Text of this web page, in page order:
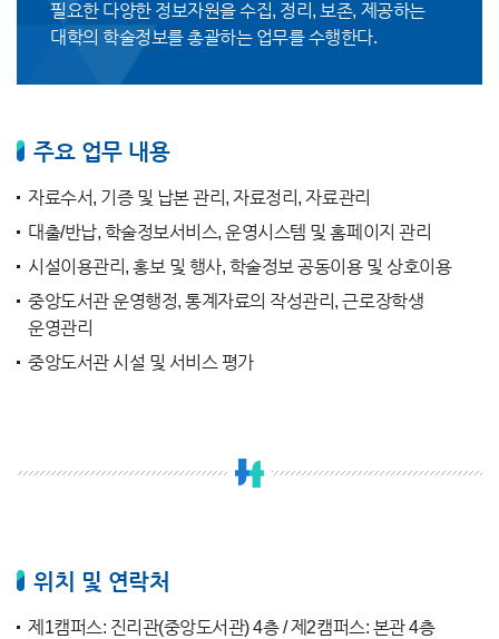
필요한 다양한 정보자원을 수집, 정리, 보존, 제공하는
대학의 학술정보를 총괄하는 업무를 수행한다.
주요 업무 내용
자료수서, 기증 및 납본 관리, 자료정리, 자료관리
대출/반납, 학술정보서비스, 운영시스템 및 홈페이지 관리
시설이용관리, 홍보 및 행사, 학술정보 공동이용 및 상호이용
중앙도서관 운영행정, 통계자료의 작성관리, 근로장학생
운영관리
중앙도서관 시설 및 서비스 평가
위치 및 연락처
제1캠퍼스: 진리관(중앙도서관) 4층 / 제2캠퍼스: 본관 4층